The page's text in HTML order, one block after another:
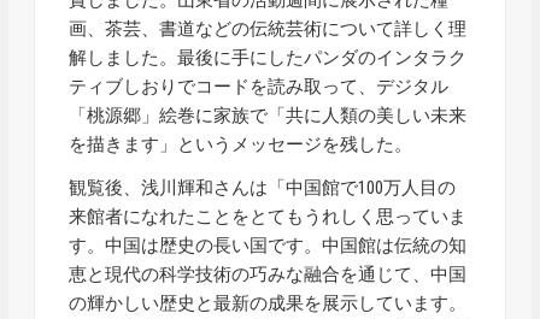
画、茶芸、書道などの伝統芸術について詳しく理
解しました。最後に手にしたパンダのインタラク
ティブしおりでコードを読み取って、デジタル
「桃源郷」絵巻に家族で「共に人類の美しい未来
を描きます」というメッセージを残した。
観覧後、浅川輝和さんは「中国館で100万人目の
来館者になれたことをとてもうれしく思っていま
す。中国は歴史の長い国です。中国館は伝統の知
恵と現代の科学技術の巧みな融合を通じて、中国
の輝かしい歴史と最新の成果を展示しています。